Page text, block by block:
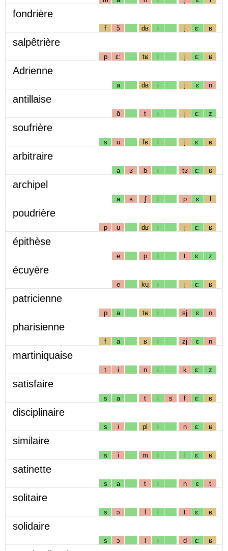
fondrière
f ɔ̃ dʁ i j ɛː ʁ
salpêtrière
p ɛː tʁ i j ɛː ʁ
Adrienne
a dʁ i j ɛ n
antillaise
ɑ̃ t i j ɛː z
soufrière
s u fʁ i j ɛː ʁ
arbitraire
a ʁ b i tʁ ɛː ʁ
archipel
a ʁ ʃ i p ɛ l
poudrière
p u dʁ i j ɛː ʁ
épithèse
e p i t ɛː z
écuyère
e kɥ i j ɛː ʁ
patricienne
p a tʁ i sj ɛ n
pharisienne
f a ʁ i zj ɛ n
martiniquaise
t i n i k ɛː z
satisfaire
s a t i s f ɛː ʁ
disciplinaire
s i pl i n ɛː ʁ
similaire
s i m i l ɛː ʁ
satinette
s a t i n ɛ t
solitaire
s ɔ l i t ɛː ʁ
solidaire
s ɔ l i d ɛː ʁ